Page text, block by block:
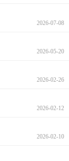
2026-07-08
2026-05-20
2026-02-26
2026-02-12
2026-02-10